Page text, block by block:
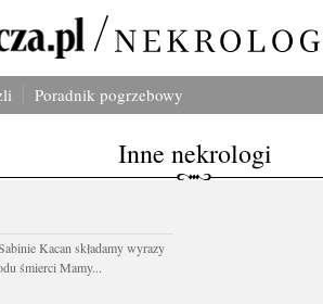
Poradnik pogrzebowy
Inne nekrologi
Kacan składamy wyrazy
śmierci Mamy...